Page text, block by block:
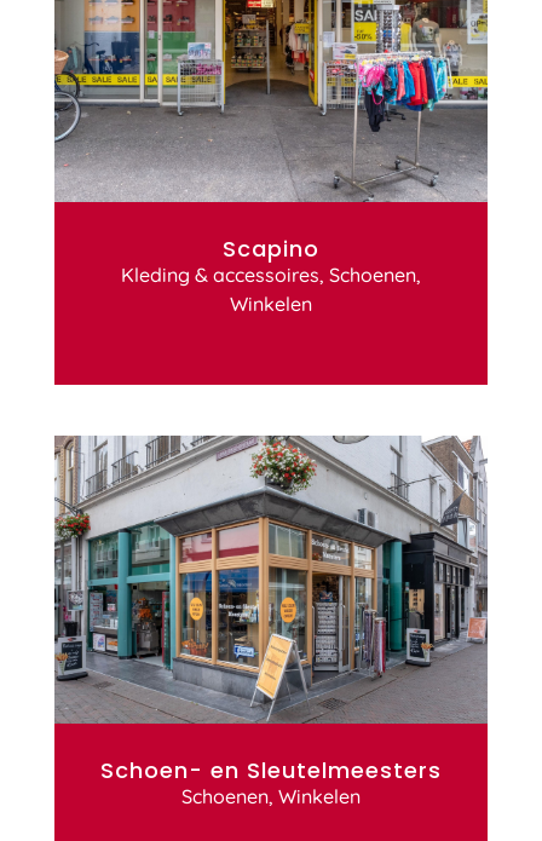
Scapino
Kleding & accessoires, Schoenen,
Winkelen
Schoen- en Sleutelmeesters
Schoenen, Winkelen